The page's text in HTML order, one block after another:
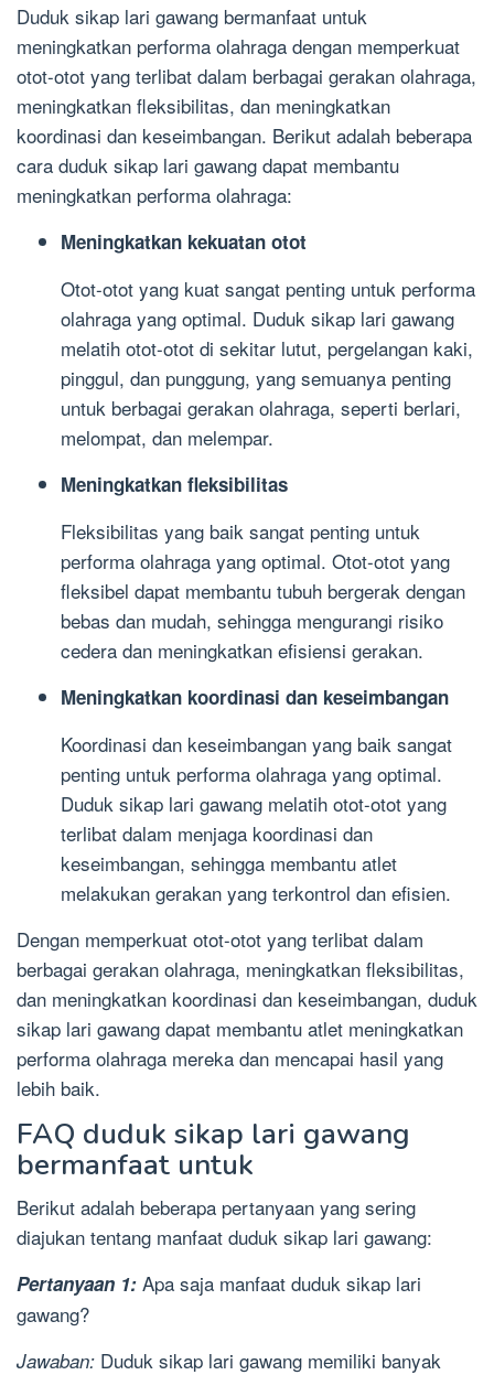
Duduk sikap lari gawang bermanfaat untuk
meningkatkan performa olahraga dengan memperkuat
otot-otot yang terlibat dalam berbagai gerakan olahraga,
meningkatkan fleksibilitas, dan meningkatkan
koordinasi dan keseimbangan. Berikut adalah beberapa
cara duduk sikap lari gawang dapat membantu
meningkatkan performa olahraga:
Meningkatkan kekuatan otot
Otot-otot yang kuat sangat penting untuk performa
olahraga yang optimal. Duduk sikap lari gawang
melatih otot-otot di sekitar lutut, pergelangan kaki,
pinggul, dan punggung, yang semuanya penting
untuk berbagai gerakan olahraga, seperti berlari,
melompat, dan melempar.
Meningkatkan fleksibilitas
Fleksibilitas yang baik sangat penting untuk
performa olahraga yang optimal. Otot-otot yang
fleksibel dapat membantu tubuh bergerak dengan
bebas dan mudah, sehingga mengurangi risiko
cedera dan meningkatkan efisiensi gerakan.
Meningkatkan koordinasi dan keseimbangan
Koordinasi dan keseimbangan yang baik sangat
penting untuk performa olahraga yang optimal.
Duduk sikap lari gawang melatih otot-otot yang
terlibat dalam menjaga koordinasi dan
keseimbangan, sehingga membantu atlet
melakukan gerakan yang terkontrol dan efisien.
Dengan memperkuat otot-otot yang terlibat dalam
berbagai gerakan olahraga, meningkatkan fleksibilitas,
dan meningkatkan koordinasi dan keseimbangan, duduk
sikap lari gawang dapat membantu atlet meningkatkan
performa olahraga mereka dan mencapai hasil yang
lebih baik.
FAQ duduk sikap lari gawang
bermanfaat untuk
Berikut adalah beberapa pertanyaan yang sering
diajukan tentang manfaat duduk sikap lari gawang:
Pertanyaan 1: Apa saja manfaat duduk sikap lari
gawang?
Jawaban: Duduk sikap lari gawang memiliki banyak